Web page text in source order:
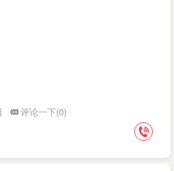
评论一下(0)